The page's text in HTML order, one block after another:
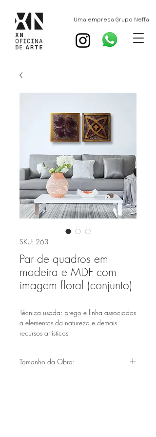
Uma empresa Grupo Neffa
SKU: 263
Par de quadros em
madeira e MDF com
imagem floral (conjunto)
Técnica usada: prego e linha associados
a elementos da natureza e demais
recursos artísticos
Tamanho da Obra: